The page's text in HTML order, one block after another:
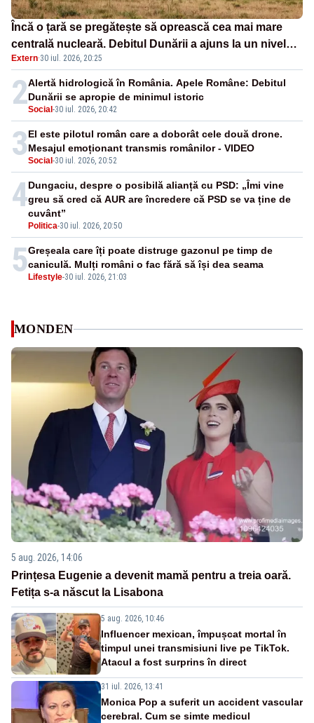
Încă o țară se pregătește să oprească cea mai mare
centrală nucleară. Debitul Dunării a ajuns la un nivel
critic
Extern·30 iul. 2026, 20:25
2Social -30 iul. 2026, 20:42
Alertă hidrologică în România. Apele Române: Debitul
Dunării se apropie de minimul istoric
3Social -30 iul. 2026, 20:52
El este pilotul român care a doborât cele două drone.
Mesajul emoționant transmis românilor - VIDEO
4
Politica-30 iul. 2026, 20:50
Dungaciu, despre o posibilă alianță cu PSD: „Îmi vine
greu să cred că AUR are încredere că PSD se va ține de
cuvânt”
5 Lifestyle-30 iul. 2026, 21:03
Greșeala care îți poate distruge gazonul pe timp de
caniculă. Mulți români o fac fără să își dea seama
MONDEN
5 aug. 2026, 14:06
Prințesa Eugenie a devenit mamă pentru a treia oară.
Fetița s-a născut la Lisabona
5 aug. 2026, 10:46
Influencer mexican, împușcat mortal în
timpul unei transmisiuni live pe TikTok.
Atacul a fost surprins în direct
31 iul. 2026, 13:41
Monica Pop a suferit un accident vascular
cerebral. Cum se simte medicul